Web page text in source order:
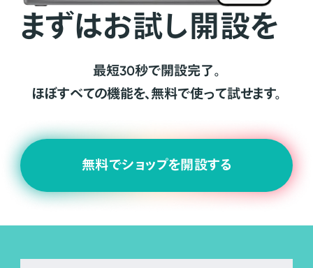
まずはお試し開設を
最短30秒で開設完了。
ほぼすべての機能を、無料で使って試せます。
無料でショップを開設する